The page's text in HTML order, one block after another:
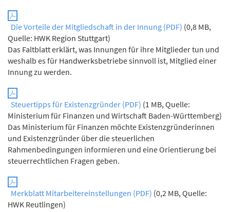
Die Vorteile der Mitgliedschaft in der Innung (PDF) (0,8 MB,
Quelle: HWK Region Stuttgart)
Das Faltblatt erklärt, was Innungen für ihre Mitglieder tun und
weshalb es für Handwerksbetriebe sinnvoll ist, Mitglied einer
Innung zu werden.
Steuertipps für Existenzgründer (PDF) (1 MB, Quelle:
Ministerium für Finanzen und Wirtschaft Baden-Württemberg)
Das Ministerium für Finanzen möchte Existenzgründerinnen
und Existenzgründer über die steuerlichen
Rahmenbedingungen informieren und eine Orientierung bei
steuerrechtlichen Fragen geben.
Merkblatt Mitarbeitereinstellungen (PDF) (0,2 MB, Quelle:
HWK Reutlingen)